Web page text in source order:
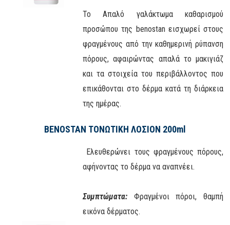
Το Απαλό γαλάκτωμα καθαρισμού
προσώπου της benostan εισχωρεί στους
φραγμένους από την καθημερινή ρύπανση
πόρους, αφαιρώντας απαλά το μακιγιάζ
και τα στοιχεία του περιβάλλοντος που
επικάθονται στο δέρμα κατά τη διάρκεια
της ημέρας.
BENOSTAN ΤΟΝΩΤΙΚΗ ΛΟΣΙΟΝ 200ml
Ελευθερώνει τους φραγμένους πόρους,
αφήνοντας το δέρμα να αναπνέει.
Συμπτώματα: Φραγμένοι πόροι, θαμπή
εικόνα δέρματος.